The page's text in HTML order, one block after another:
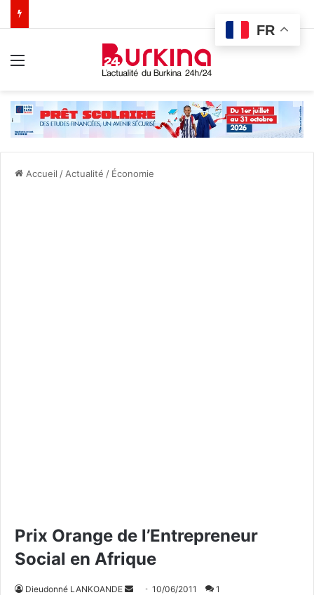
Accueil / Actualité / Économie
Prix Orange de l’Entrepreneur
Social en Afrique
Dieudonné LANKOANDE 10/06/2011 1
FR